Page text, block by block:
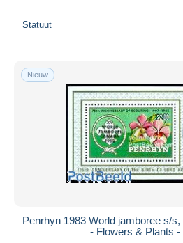
Statuut
Nieuw
Penrhyn 1983 World jamboree s/
- Flowers & Plants -